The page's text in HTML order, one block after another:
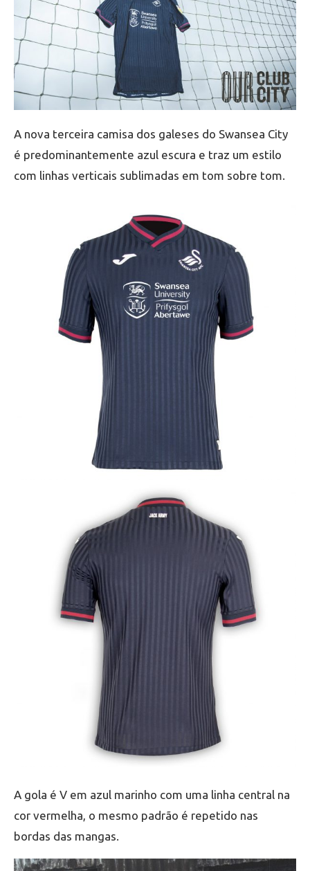
A nova terceira camisa dos galeses do Swansea City
é predominantemente azul escura e traz um estilo
com linhas verticais sublimadas em tom sobre tom.
A gola é V em azul marinho com uma linha central na
cor vermelha, o mesmo padrão é repetido nas
bordas das mangas.